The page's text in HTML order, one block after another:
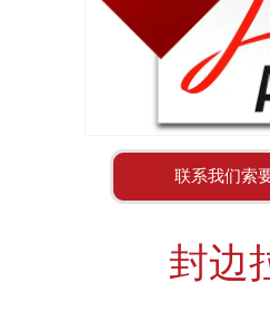
联系我们索
封边